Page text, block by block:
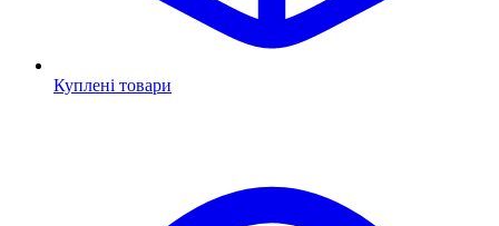
Куплені товари